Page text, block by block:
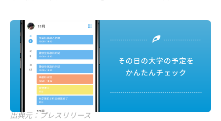
出典元：プレスリリース